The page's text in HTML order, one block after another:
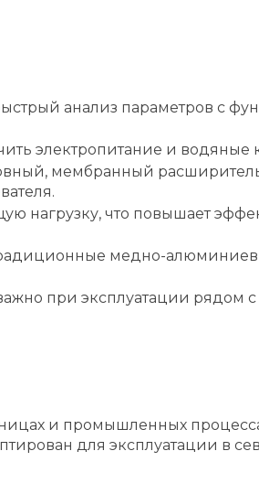
анализ параметров с
электропитание и
мембранный
нагрузку, что повышает
медно-
при эксплуатации рядом
и промышленных
для эксплуатации в